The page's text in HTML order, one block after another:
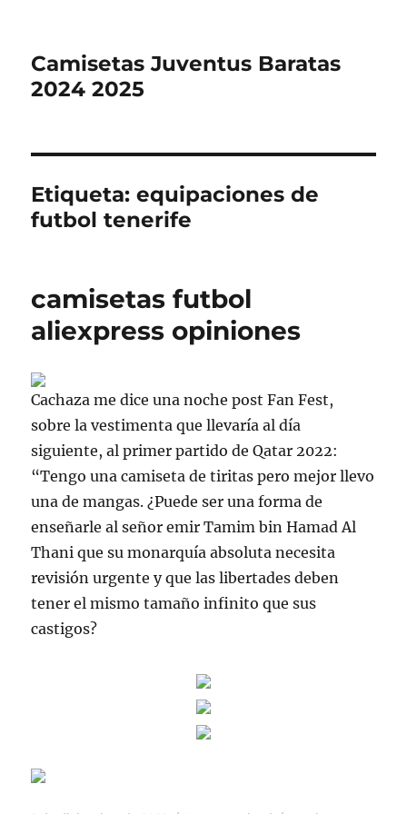
Camisetas Juventus Baratas
2024 2025
Etiqueta:equipaciones de
futbol tenerife
camisetas futbol
aliexpress opiniones
Cachaza me dice una noche post Fan Fest,
sobre la vestimenta que llevaría al día
siguiente, al primer partido de Qatar 2022:
“Tengo una camiseta de tiritas pero mejor llevo
una de mangas. ¿Puede ser una forma de
enseñarle al señor emir Tamim bin Hamad Al
Thani que su monarquía absoluta necesita
revisión urgente y que las libertades deben
tener el mismo tamaño infinito que sus
castigos?